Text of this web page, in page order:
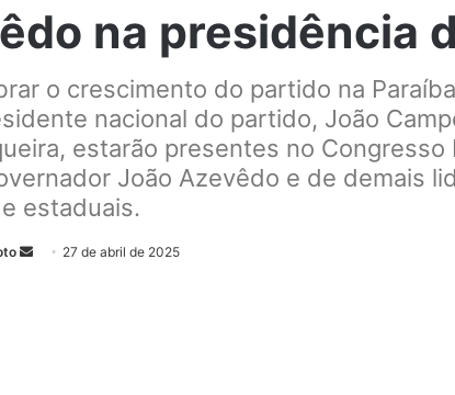
na presidência
o crescimento do partido na
nacional do partido, João
estarão presentes no Congresso
João Azevêdo e de demais
estaduais.
27 de abril de 2025